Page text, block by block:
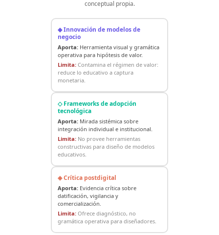
conceptual propia.
◆ Innovación de modelos de
negocio
Aporta: Herramienta visual y gramática
operativa para hipótesis de valor.
Limita: Contamina el régimen de valor:
reduce lo educativo a captura
monetaria.
◇ Frameworks de adopción
tecnológica
Aporta: Mirada sistémica sobre
integración individual e institucional.
Limita: No provee herramientas
constructivas para diseño de modelos
educativos.
◈ Crítica postdigital
Aporta: Evidencia crítica sobre
datificación, vigilancia y
comercialización.
Limita: Ofrece diagnóstico, no
gramática operativa para diseñadores.